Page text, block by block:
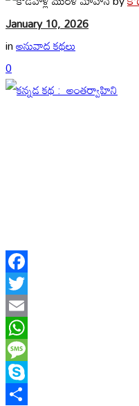
January 10, 2026
inఅనువాద కథలు
0
Facebook
Twitter
Email
WhatsApp
Message
Skype